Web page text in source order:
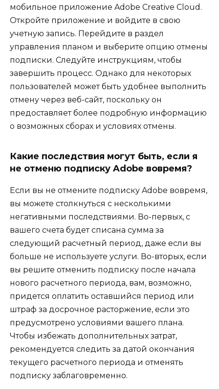
мобильное приложение Adobe Creative Cloud.
Откройте приложение и войдите в свою
учетную запись. Перейдите в раздел
управления планом и выберите опцию отмены
подписки. Следуйте инструкциям, чтобы
завершить процесс. Однако для некоторых
пользователей может быть удобнее выполнить
отмену через веб-сайт, поскольку он
предоставляет более подробную информацию
о возможных сборах и условиях отмены.
Какие последствия могут быть, если я
не отменю подписку Adobe вовремя?
Если вы не отмените подписку Adobe вовремя,
вы можете столкнуться с несколькими
негативными последствиями. Во-первых, с
вашего счета будет списана сумма за
следующий расчетный период, даже если вы
больше не используете услуги. Во-вторых, если
вы решите отменить подписку после начала
нового расчетного периода, вам, возможно,
придется оплатить оставшийся период или
штраф за досрочное расторжение, если это
предусмотрено условиями вашего плана.
Чтобы избежать дополнительных затрат,
рекомендуется следить за датой окончания
текущего расчетного периода и отменять
подписку заблаговременно.